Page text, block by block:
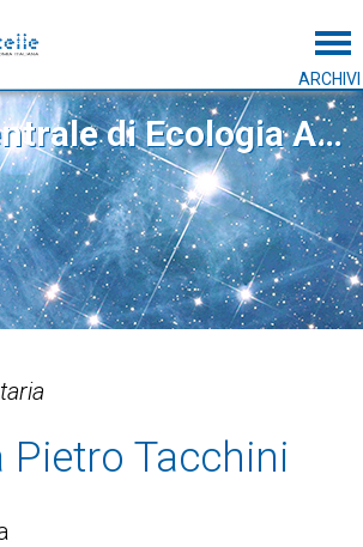
ARCHIVI
Ufficio Centrale di Ecologia Agraria
Pietro Tacchini